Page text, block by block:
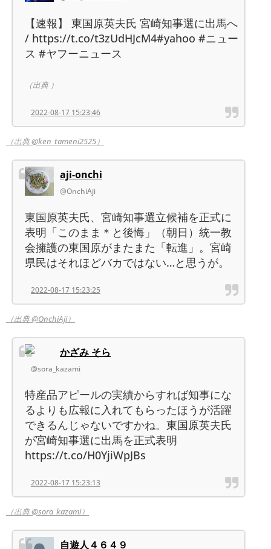
【速報】 東国原英夫氏 宮崎知事選に出馬へ
/ https://t.co/t3zUdHJcM4#yahoo #ニュー
ス #ヤフーニュース
（出典 ）
2022-08-17 15:23:46
（出典 @ken_tameni2525）
aji-onchi
@OnchiAji
東国原英夫氏、宮崎知事選立候補を正式に
表明「このまま＊と後悔」（朝日）統一教
会擁護の東国原がまたまた「転進」。宮崎
県民はそれほどバカではない…と思うが。
2022-08-17 15:23:25
（出典 @OnchiAji）
かざみ そら
@sora_kazami
特産品アピールの実績からすれば知事にな
るよりも広報に入れてもらったほうが活躍
できるんじゃないですかね。東国原英夫氏
が宮崎知事選に出馬を正式表明
https://t.co/H0YjiWpJBs
2022-08-17 15:23:13
（出典 @sora_kazami）
自遊人４６４９